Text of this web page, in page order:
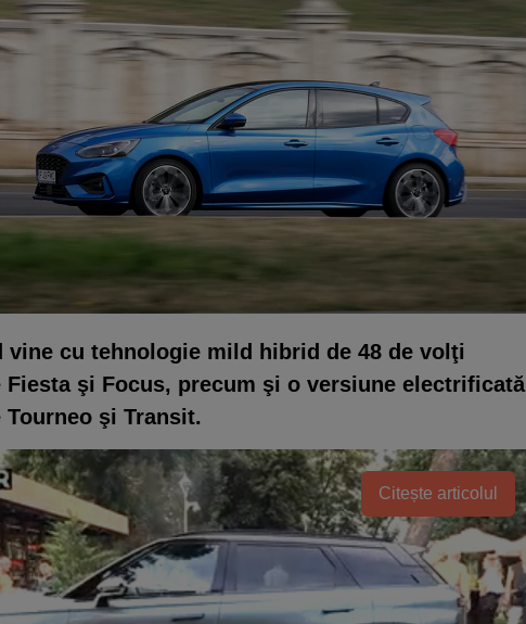
vine cu tehnologie mild hibrid de 48 de volţi
Fiesta şi Focus, precum şi o versiune electrificată
şi Transit.
Citește articolul